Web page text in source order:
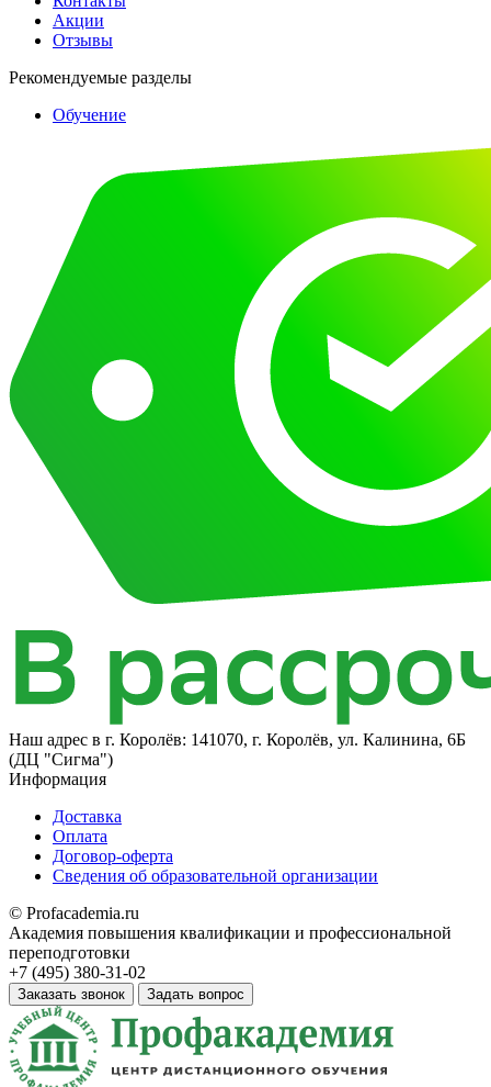
Акции
Отзывы
Рекомендуемые разделы
Обучение
Наш адрес в г. Королёв: 141070, г. Королёв, ул. Калинина, 6Б​
(ДЦ "Сигма")
Информация
Доставка
Оплата
Договор-оферта
Сведения об образовательной организации
© Profacademia.ru
Академия повышения квалификации и профессиональной
переподготовки
+7 (495) 380-31-02
Заказать звонок Задать вопрос